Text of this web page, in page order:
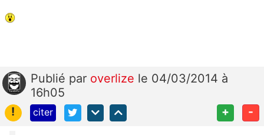
Publié par overlize le 04/03/2014 à
16h05
!
citer + -